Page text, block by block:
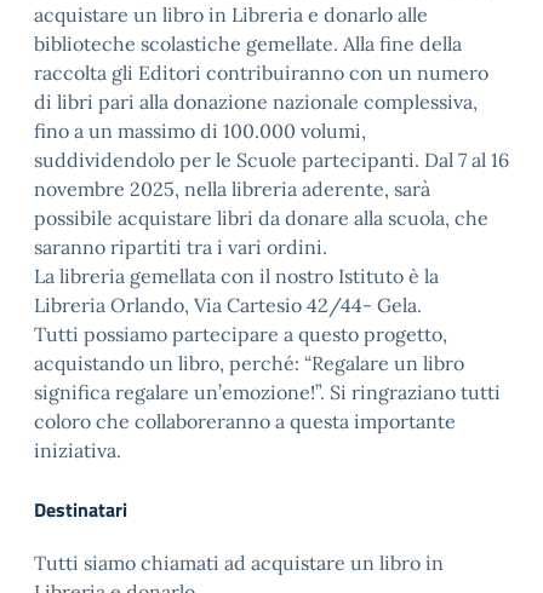
acquistare un libro in Libreria e donarlo alle
biblioteche scolastiche gemellate. Alla fine della
raccolta gli Editori contribuiranno con un numero
di libri pari alla donazione nazionale complessiva,
fino a un massimo di 100.000 volumi,
suddividendolo per le Scuole partecipanti. Dal 7 al 16
novembre 2025, nella libreria aderente, sarà
possibile acquistare libri da donare alla scuola, che
saranno ripartiti tra i vari ordini.
La libreria gemellata con il nostro Istituto è la
Libreria Orlando, Via Cartesio 42/44- Gela.
Tutti possiamo partecipare a questo progetto,
acquistando un libro, perché: “Regalare un libro
significa regalare un’emozione!”. Si ringraziano tutti
coloro che collaboreranno a questa importante
iniziativa.
Destinatari
Tutti siamo chiamati ad acquistare un libro in